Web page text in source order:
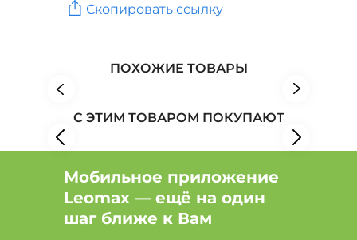
Женская одежда: Бренд Cleo
Скопировать ссылку
ПОХОЖИЕ ТОВАРЫ
С ЭТИМ ТОВАРОМ ПОКУПАЮТ
Мобильное приложение
Leomax — ещё на один
шаг ближе к Вам